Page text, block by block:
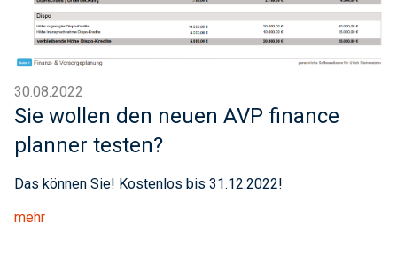
30.08.2022
Sie wollen den neuen AVP finance
planner testen?
Das können Sie! Kostenlos bis 31.12.2022!
mehr